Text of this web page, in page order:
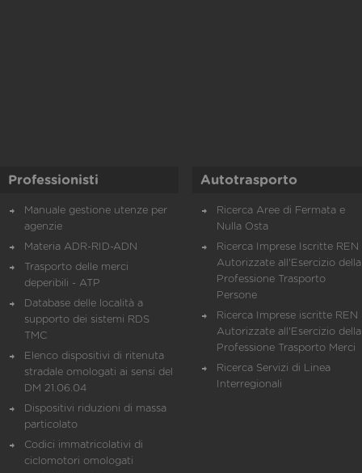
Professionisti
Manuale gestione utenze per
agenzie
Materia ADR-RID-ADN
Trasporto delle merci
deperibili - ATP
Database delle località a
supporto dei sistemi RDS
TMC
Elenco dispositivi di ritenuta
stradale omologati ai sensi del
DM 21.06.04
Dispositivi riduzioni di massa
particolato
Codici immatricolativi di
ciclomotori omologati
Autotrasporto
Ricerca Aree di Fermata e
Nulla Osta
Ricerca Imprese Iscritte REN
Autorizzate all'Esercizio della
Professione Trasporto
Persone
Ricerca Imprese iscritte REN
Autorizzate all'Esercizio della
Professione Trasporto Merci
Ricerca Servizi di Linea
Interregionali